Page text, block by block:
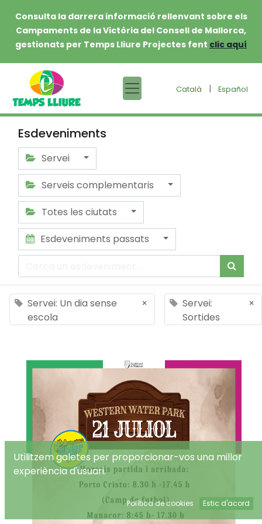
Consulta la darrera informació rellenvant sobre els
Campaments de la Victòria del Consell de Mallorca,
gestionats per Temps Lliure Projectes fent clic aquí
Català | Español
Esdeveniments
Servei
Serveis complementaris
Totes les ciutats
Esdeveniments passats
Servei: Un dia sense
escola
×
Servei:
Sortides
×
Utilitzem galetes per proporcionar-vos una millor
experiència d'usuari.
Política de cookies Estic d'acord